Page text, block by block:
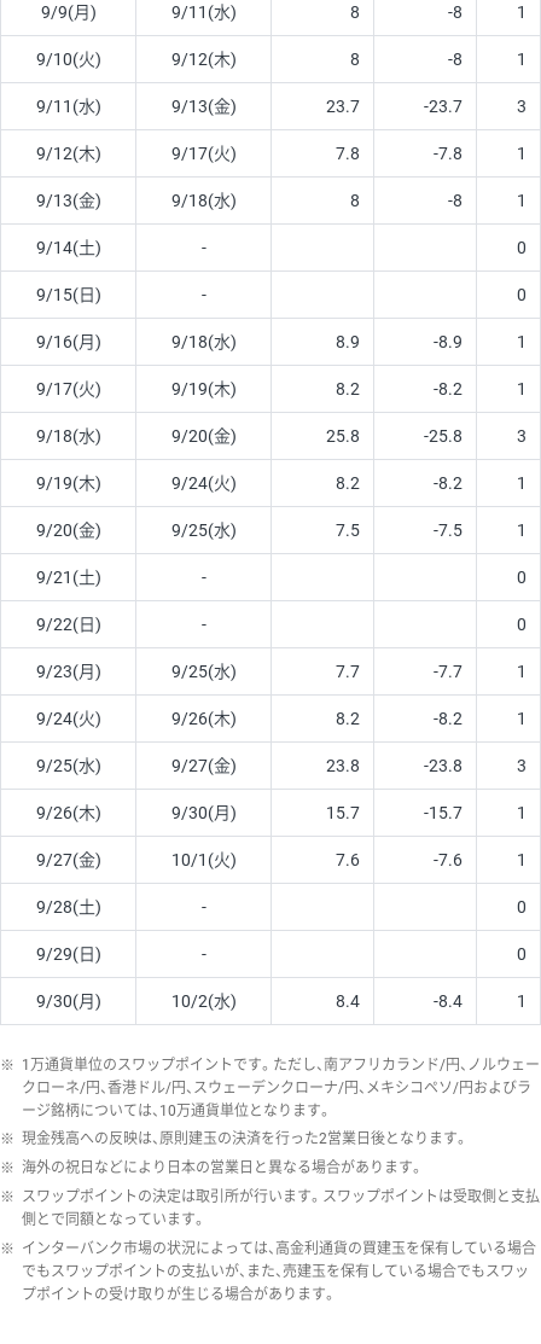
9/9(月) 9/11(水) 8 -8 1
9/10(火) 9/12(木) 8 -8 1
9/11(水) 9/13(金) 23.7 -23.7 3
9/12(木) 9/17(火) 7.8 -7.8 1
9/13(金) 9/18(水) 8 -8 1
9/14(土) - 0
9/15(日) - 0
9/16(月) 9/18(水) 8.9 -8.9 1
9/17(火) 9/19(木) 8.2 -8.2 1
9/18(水) 9/20(金) 25.8 -25.8 3
9/19(木) 9/24(火) 8.2 -8.2 1
9/20(金) 9/25(水) 7.5 -7.5 1
9/21(土) - 0
9/22(日) - 0
9/23(月) 9/25(水) 7.7 -7.7 1
9/24(火) 9/26(木) 8.2 -8.2 1
9/25(水) 9/27(金) 23.8 -23.8 3
9/26(木) 9/30(月) 15.7 -15.7 1
9/27(金) 10/1(火) 7.6 -7.6 1
9/28(土) - 0
9/29(日) - 0
9/30(月) 10/2(水) 8.4 -8.4 1
※ 1万通貨単位のスワップポイントです。ただし、南アフリカランド/円、ノルウェー
クローネ/円、香港ドル/円、スウェーデンクローナ/円、メキシコペソ/円およびラ
ージ銘柄については、10万通貨単位となります。
※ 現金残高への反映は、原則建玉の決済を行った2営業日後となります。
※ 海外の祝日などにより日本の営業日と異なる場合があります。
※ スワップポイントの決定は取引所が行います。スワップポイントは受取側と支払
側とで同額となっています。
※ インターバンク市場の状況によっては、高金利通貨の買建玉を保有している場合
でもスワップポイントの支払いが、また、売建玉を保有している場合でもスワッ
プポイントの受け取りが生じる場合があります。